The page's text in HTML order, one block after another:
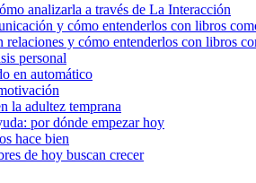
analizarla a través de La Interacción
y cómo entenderlos con libros
y cómo entenderlos con libros
personal
en automático
la adultez temprana
por dónde empezar hoy
hace bien
de hoy buscan crecer